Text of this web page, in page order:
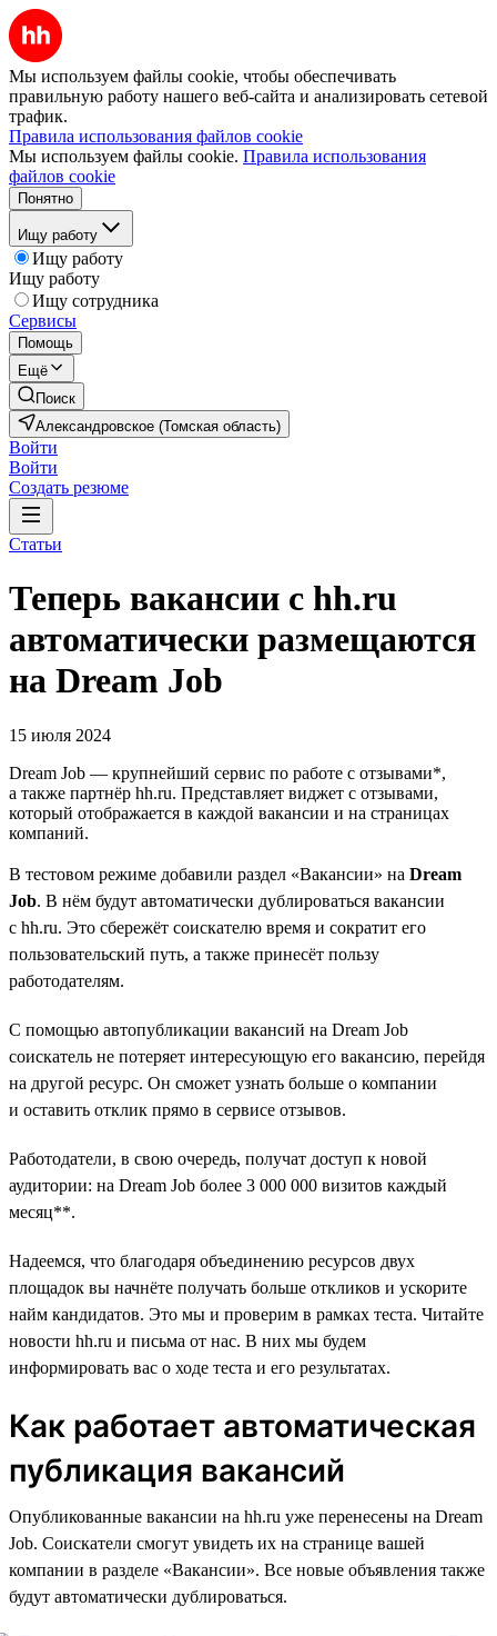
Мы используем файлы cookie, чтобы обеспечивать
правильную работу нашего веб-сайта и анализировать сетевой
трафик.
Правила использования файлов cookie
Мы используем файлы cookie. Правила использования
файлов cookie
Понятно
Ищу работу
Ищу работу
Ищу работу
Ищу сотрудника
Сервисы
Помощь
Ещё
Поиск
Александровское (Томская область)
Войти
Войти
Создать резюме
Статьи
Теперь вакансии с hh.ru
автоматически размещаются
на Dream Job
15 июля 2024
Dream Job — крупнейший сервис по работе с отзывами*,
а также партнёр hh.ru. Представляет виджет с отзывами,
который отображается в каждой вакансии и на страницах
компаний.
В тестовом режиме добавили раздел «Вакансии» на Dream
Job. В нём будут автоматически дублироваться вакансии
с hh.ru. Это сбережёт соискателю время и сократит его
пользовательский путь, а также принесёт пользу
работодателям.
С помощью автопубликации вакансий на Dream Job
соискатель не потеряет интересующую его вакансию, перейдя
на другой ресурс. Он сможет узнать больше о компании
и оставить отклик прямо в сервисе отзывов.
Работодатели, в свою очередь, получат доступ к новой
аудитории: на Dream Job более 3 000 000 визитов каждый
месяц**.
Надеемся, что благодаря объединению ресурсов двух
площадок вы начнёте получать больше откликов и ускорите
найм кандидатов. Это мы и проверим в рамках теста. Читайте
новости hh.ru и письма от нас. В них мы будем
информировать вас о ходе теста и его результатах.
Как работает автоматическая
публикация вакансий
Опубликованные вакансии на hh.ru уже перенесены на Dream
Job. Соискатели смогут увидеть их на странице вашей
компании в разделе «Вакансии». Все новые объявления также
будут автоматически дублироваться.